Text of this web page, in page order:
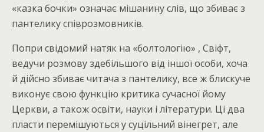
«казка бочки» означає мішанину слів, що збиває з
пантелику співрозмовників.
Попри свідомий натяк на «болтологію» , Свіфт,
ведучи розмову здебільшого від іншої особи, хоча
й дійсно збиває читача з пантелику, все ж блискуче
виконує свою функцію критика сучасної йому
Церкви, а також освіти, науки і літератури. Ці два
пласти перемішуються у суцільний вінегрет, але